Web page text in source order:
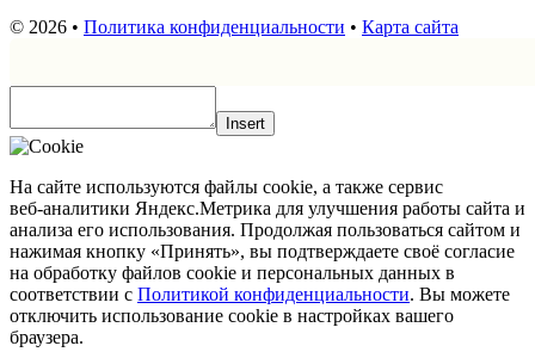
© 2026 • Политика конфиденциальности • Карта сайта
Insert
На сайте используются файлы cookie, а также сервис
веб‑аналитики Яндекс.Метрика для улучшения работы сайта и
анализа его использования. Продолжая пользоваться сайтом и
нажимая кнопку «Принять», вы подтверждаете своё согласие
на обработку файлов cookie и персональных данных в
соответствии с Политикой конфиденциальности. Вы можете
отключить использование cookie в настройках вашего
браузера.